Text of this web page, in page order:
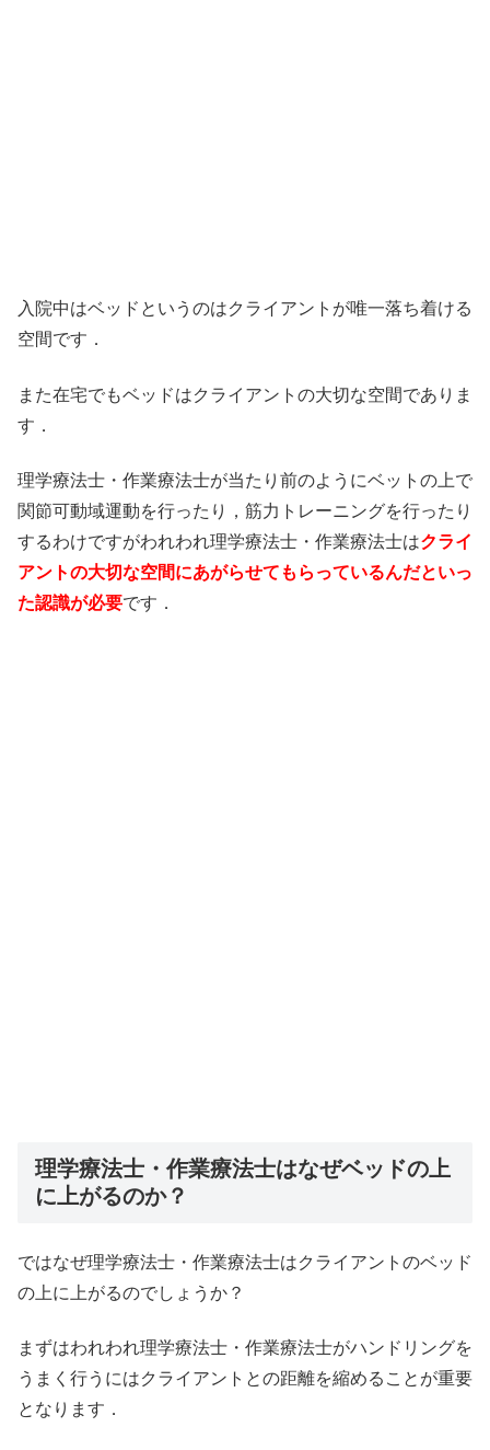
入院中はベッドというのはクライアントが唯一落ち着ける
空間です．
また在宅でもベッドはクライアントの大切な空間でありま
す．
理学療法士・作業療法士が当たり前のようにベットの上で
関節可動域運動を行ったり，筋力トレーニングを行ったり
するわけですがわれわれ理学療法士・作業療法士はクライ
アントの大切な空間にあがらせてもらっているんだといっ
た認識が必要です．
理学療法士・作業療法士はなぜベッドの上
に上がるのか？
ではなぜ理学療法士・作業療法士はクライアントのベッド
の上に上がるのでしょうか？
まずはわれわれ理学療法士・作業療法士がハンドリングを
うまく行うにはクライアントとの距離を縮めることが重要
となります．